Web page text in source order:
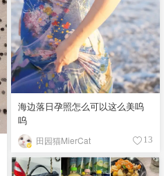
海边落日孕照怎么可以这么美呜
呜
田园猫MierCat 13